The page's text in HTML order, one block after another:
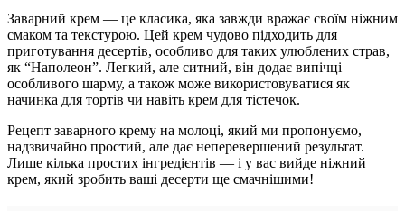
Заварний крем — це класика, яка завжди вражає своїм ніжним
смаком та текстурою. Цей крем чудово підходить для
приготування десертів, особливо для таких улюблених страв,
як “Наполеон”. Легкий, але ситний, він додає випічці
особливого шарму, а також може використовуватися як
начинка для тортів чи навіть крем для тістечок.
Рецепт заварного крему на молоці, який ми пропонуємо,
надзвичайно простий, але дає неперевершений результат.
Лише кілька простих інгредієнтів — і у вас вийде ніжний
крем, який зробить ваші десерти ще смачнішими!